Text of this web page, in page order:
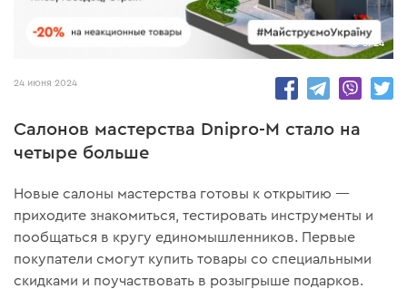
5724
24 июня 2024
Салонов мастерства Dnipro-M стало на
четыре больше
Новые салоны мастерства готовы к открытию —
приходите знакомиться, тестировать инструменты и
пообщаться в кругу единомышленников. Первые
покупатели смогут купить товары со специальными
скидками и поучаствовать в розыгрыше подарков.